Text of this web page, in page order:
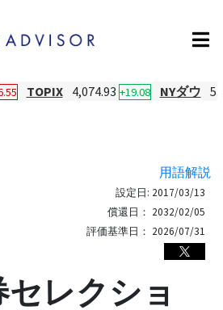
TOPIX 4,074.93 +19.08 NYダウ
用語解説
設定日: 2017/03/13
償還日： 2032/02/05
評価基準日： 2026/07/31
セレクショ